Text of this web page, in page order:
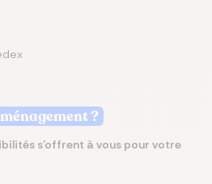
?
s’offrent à vous pour votre